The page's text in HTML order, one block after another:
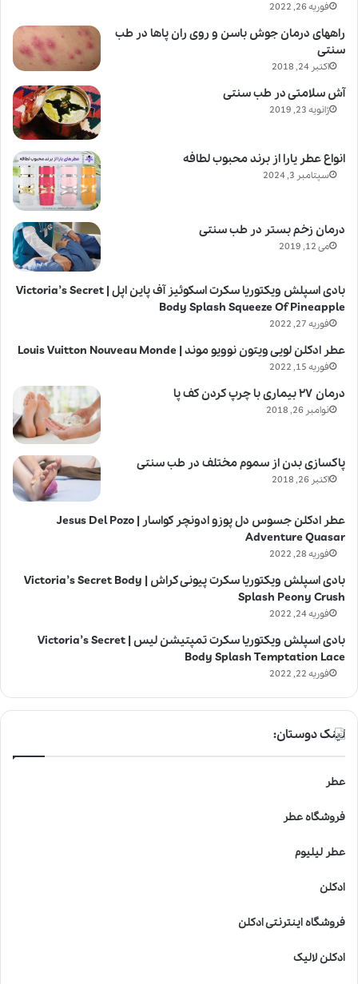
فوریه 26, 2022
راههای درمان جوش باسن و روی ران پاها در طب
سنتی
اکتبر 24, 2018
آش سلامتی در طب سنتی
ژانویه 23, 2019
انواع عطر یارا از برند محبوب لطافه
سپتامبر 3, 2024
درمان زخم بستر در طب سنتی
می 12, 2019
بادی اسپلش ویکتوریا سکرت اسکوئیز آف پاین اپل | Victoria’s Secret
Body Splash Squeeze Of Pineapple
فوریه 27, 2022
عطر ادکلن لویی ویتون نوویو موند | Louis Vuitton Nouveau Monde
فوریه 15, 2022
درمان ۲۷ بیماری با چرپ کردن کف پا
نوامبر 26, 2018
پاکسازی بدن از سموم مختلف در طب سنتی
اکتبر 26, 2018
عطر ادکلن جسوس دل پوزو ادونچر کواسار | Jesus Del Pozo
Adventure Quasar
فوریه 28, 2022
بادی اسپلش ویکتوریا سکرت پیونی کراش | Victoria’s Secret Body
Splash Peony Crush
فوریه 24, 2022
بادی اسپلش ویکتوریا سکرت تمپتیشن لیس | Victoria’s Secret
Body Splash Temptation Lace
فوریه 22, 2022
لینک دوستان:
عطر
فروشگاه عطر
عطر لیلیوم
ادکلن
فروشگاه اینترنتی ادکلن
ادکلن لالیک